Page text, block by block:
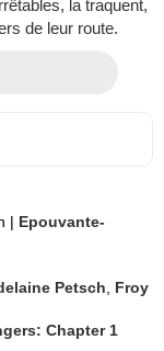
la traquent,
de leur route.
| Epouvante-
Petsch
Froy
Chapter 1